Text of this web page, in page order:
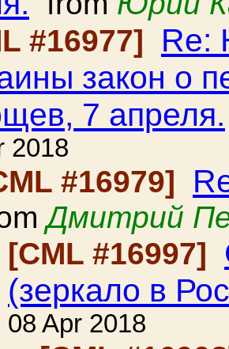
#16977]
Re:
закон о
7 апреля.
2018
#16979]
Дмитрий
[CML #16997]
(зеркало в
08 Apr 2018